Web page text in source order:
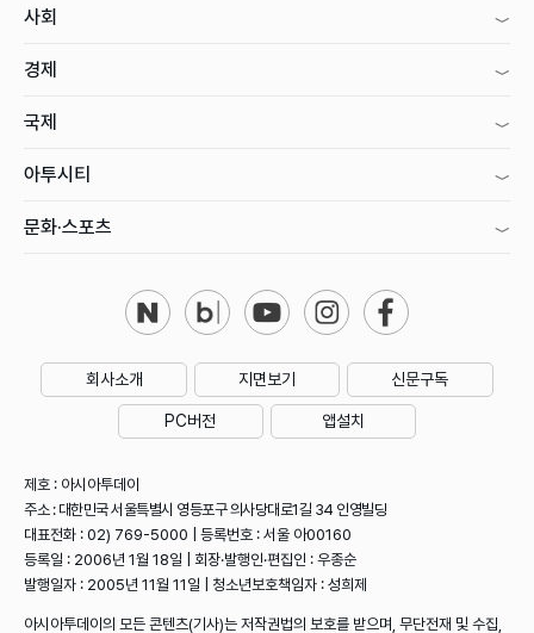
사회
경제
국제
아투시티
문화·스포츠
회사소개 지면보기 신문구독
PC버전 앱설치
제호 : 아시아투데이
주소 : 대한민국 서울특별시 영등포구 의사당대로1길 34 인영빌딩
대표전화 : 02) 769-5000 | 등록번호 : 서울 아00160
등록일 : 2006년 1월 18일 | 회장·발행인·편집인 : 우종순
발행일자 : 2005년 11월 11일 | 청소년보호책임자 : 성희제
아시아투데이의 모든 콘텐츠(기사)는 저작권법의 보호를 받으며, 무단전재 및 수집,